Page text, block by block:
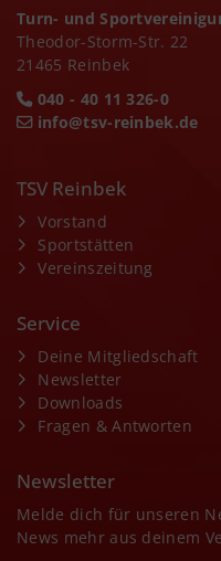
Turn- und
Theodor-Storm-Str. 22
21465 Reinbek
040 - 40 11 326-0
info@tsv-reinbek.de
TSV Reinbek
Vorstand
Sportstätten
Vereinszeitung
Service
Deine Mitgliedschaft
Newsletter
Downloads
Fragen & Antworten
Newsletter
Melde dich für unseren
News mehr aus deinem